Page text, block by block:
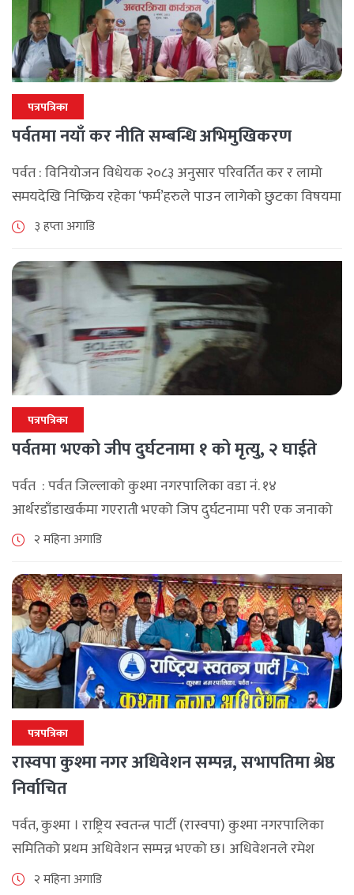
पत्रपत्रिका
पर्वतमा नयाँ कर नीति सम्बन्धि अभिमुखिकरण
पर्वत : विनियोजन विधेयक २०८३ अनुसार परिवर्तित कर र लामो
समयदेखि निष्क्रिय रहेका ‘फर्म’हरुले पाउन लागेको छुटका विषयमा
पर्वतमा अन्तरक्रिया भएको छ , आन्तरिक राजश्व कार्यालय बागलुङ
३ हप्ता अगाडि
पत्रपत्रिका
पर्वतमा भएको जीप दुर्घटनामा १ को मृत्यु, २ घाईते
पर्वत : पर्वत जिल्लाको कुश्मा नगरपालिका वडा नं. १४
आर्थरडाँडाखर्कमा गएराती भएको जिप दुर्घटनामा परी एक जनाको
मृत्यु भएको छ । जिल्ला प्रहरी कार्यालय पर्वतका सूचना अधिकारी
२ महिना अगाडि
पत्रपत्रिका
रास्वपा कुश्मा नगर अधिवेशन सम्पन्न, सभापतिमा श्रेष्ठ
निर्वाचित
पर्वत, कुश्मा । राष्ट्रिय स्वतन्त्र पार्टी (रास्वपा) कुश्मा नगरपालिका
समितिको प्रथम अधिवेशन सम्पन्न भएको छ। अधिवेशनले रमेश
कुमार श्रेष्ठको अध्यक्षतामा नयाँ कार्यसमिति निर्वाचित गरेको छ।
२ महिना अगाडि